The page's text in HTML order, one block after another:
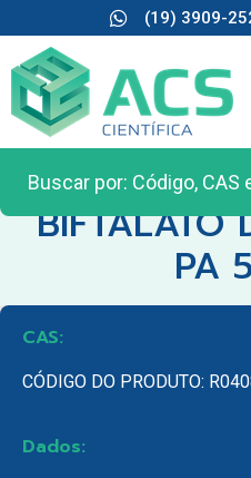
(19) 3909-
CATEGORIA:
BIFTALATO
PA
CAS:
CÓDIGO DO PRODUTO:
Dados: